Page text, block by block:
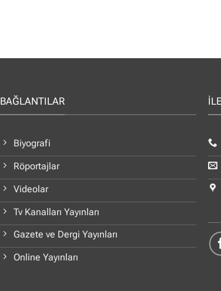
BAĞLANTILAR
Biyografi
Röportajlar
Videolar
Tv Kanalları Yayınları
Gazete ve Dergi Yayınları
Online Yayınları